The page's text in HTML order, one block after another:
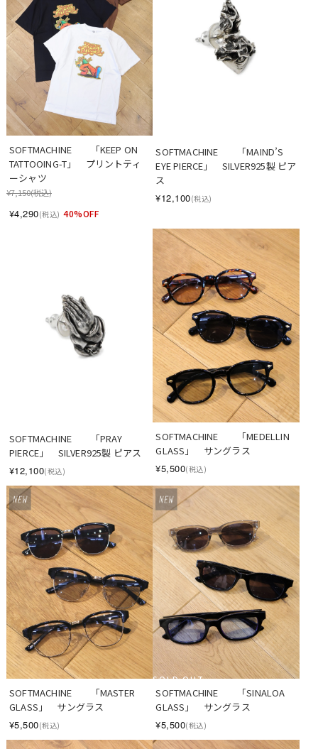
SOFTMACHINE　　「KEEP ON
TATTOOING-T」　プリントティ
ーシャツ
¥7,150(税込)
¥4,290(税込) 40%OFF
SOFTMACHINE　　「MAIND’S
EYE PIERCE」　SILVER925製 ピア
ス
¥12,100(税込)
SOFTMACHINE　　「PRAY
PIERCE」　SILVER925製 ピアス
¥12,100(税込)
SOFTMACHINE　　「MEDELLIN
GLASS」　サングラス
¥5,500(税込)
SOFTMACHINE　　「MASTER
GLASS」　サングラス
¥5,500(税込)
SOLD OUT
SOFTMACHINE　　「SINALOA
GLASS」　サングラス
¥5,500(税込)